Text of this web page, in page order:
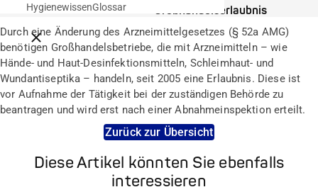
Breadcrumbs schließen
HygienewissenGlossar
Großhandelserlaubnis
Durch eine Änderung des Arzneimittelgesetzes (§ 52a AMG)
benötigen Großhandelsbetriebe, die mit Arzneimitteln – wie
Hände- und Haut-Desinfektionsmitteln, Schleimhaut- und
Wundantiseptika – handeln, seit 2005 eine Erlaubnis. Diese ist
vor Aufnahme der Tätigkeit bei der zuständigen Behörde zu
beantragen und wird erst nach einer Abnahmeinspektion erteilt.
Zurück zur Übersicht
Diese Artikel könnten Sie ebenfalls
interessieren